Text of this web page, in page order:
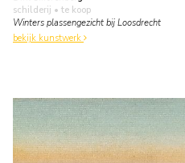
schilderij • te koop
Winters plassengezicht bij Loosdrecht
bekijk kunstwerk